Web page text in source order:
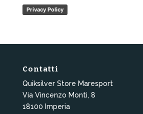
Privacy Policy
Contatti
Quiksilver Store Maresport
Via Vincenzo Monti, 8
18100 Imperia